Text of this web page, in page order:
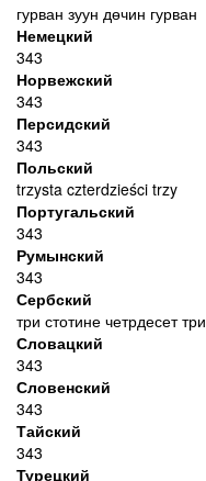
гурван зуун дөчин гурван
Немецкий
343
Норвежский
343
Персидский
343
Польский
trzysta czterdzieści trzy
Португальский
343
Румынский
343
Сербский
три стотине четрдесет три
Словацкий
343
Словенский
343
Тайский
343
Турецкий